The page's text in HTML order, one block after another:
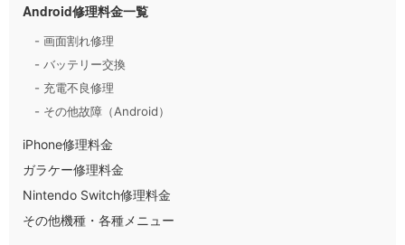
Android修理料金一覧
- 画面割れ修理
- バッテリー交換
- 充電不良修理
- その他故障（Android）
iPhone修理料金
ガラケー修理料金
Nintendo Switch修理料金
その他機種・各種メニュー